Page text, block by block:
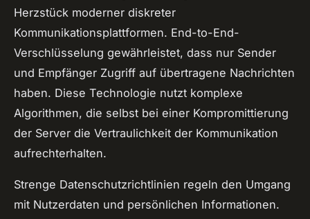
Herzstück moderner diskreter
Kommunikationsplattformen. End-to-End-
Verschlüsselung gewährleistet, dass nur Sender
und Empfänger Zugriff auf übertragene Nachrichten
haben. Diese Technologie nutzt komplexe
Algorithmen, die selbst bei einer Kompromittierung
der Server die Vertraulichkeit der Kommunikation
aufrechterhalten.
Strenge Datenschutzrichtlinien regeln den Umgang
mit Nutzerdaten und persönlichen Informationen.